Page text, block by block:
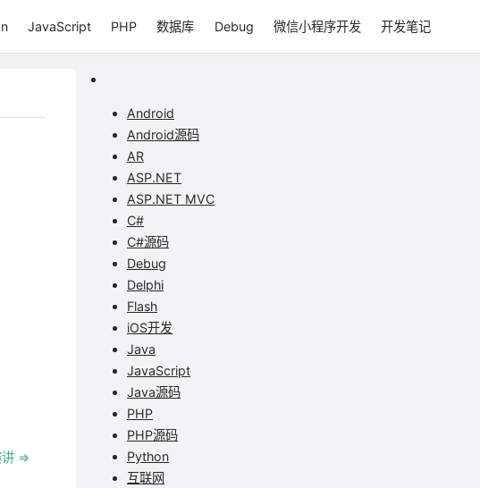
JavaScript PHP 数据库 Debug 微信小程序开发 开发笔记
=>
Android
Android源码
AR
ASP.NET
ASP.NET MVC
C#
C#源码
Debug
Delphi
Flash
iOS开发
Java
JavaScript
Java源码
PHP
PHP源码
Python
互联网